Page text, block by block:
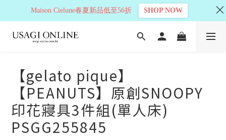
【gelato pique】
【PEANUTS】原創SNOOPY
印花寢具3件組(單人床)
PSGG255845
Maison Cielune春夏新品低至56折 SHOP NOW